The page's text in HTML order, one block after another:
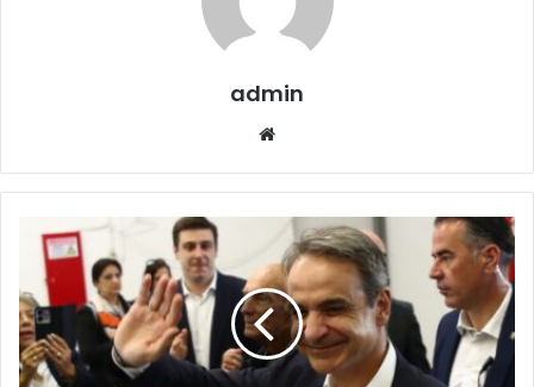
admin